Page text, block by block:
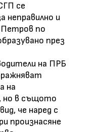
се
неправилно и
Петров по
през
на ПРБ
на
но в същото
че наред с
произнасяне